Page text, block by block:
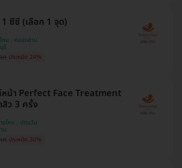
ซีซี (เลือก 1 จุด)
ปทุมวัน , คันนายาว , สายไหม , คลองสาน
บุรี
ท ประหยัด 24%
หน้า Perfect Face Treatment
ว 3 ครั้ง
คลองสาน , คันนายาว , สายไหม , ปทุมวัน
ยาม
ท ประหยัด 30%